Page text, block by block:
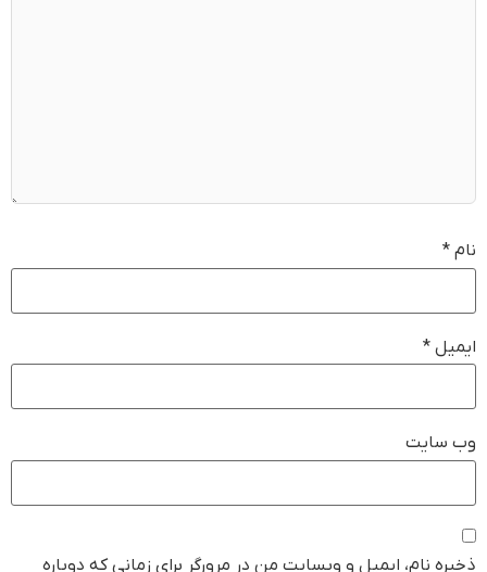
نام *
ایمیل *
وب‌ سایت
ذخیره نام، ایمیل و وبسایت من در مرورگر برای زمانی که دوباره